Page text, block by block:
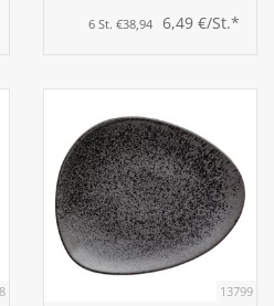
6 St. €38,94 6,49 €/St.*
13799